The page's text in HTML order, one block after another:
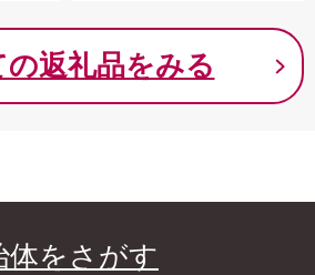
返礼品をみる
体をさがす